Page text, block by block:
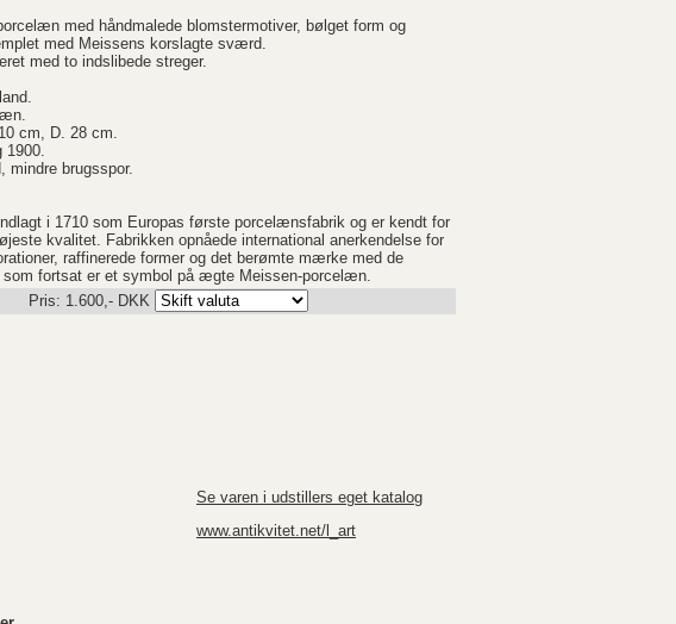
med håndmalede blomstermotiver, bølget form og
med Meissens korslagte sværd.
med to indslibede streger.
cm, D. 28 cm.
1900.
mindre brugsspor.
i 1710 som Europas første porcelænsfabrik og er kendt for
kvalitet. Fabrikken opnåede international anerkendelse for
raffinerede former og det berømte mærke med de
fortsat er et symbol på ægte Meissen-porcelæn.
Pris: 1.600,- DKK
Se varen i udstillers eget katalog
www.antikvitet.net/l_art